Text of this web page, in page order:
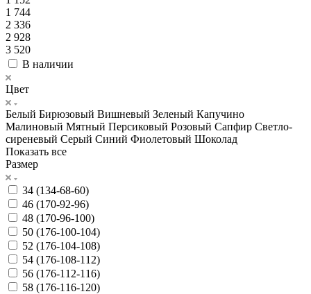
1 744
2 336
2 928
3 520
В наличии
Цвет
Белый Бирюзовый Вишневый Зеленый Капучино
Малиновый Мятный Персиковый Розовый Сапфир Светло-
сиреневый Серый Синий Фиолетовый Шоколад
Показать все
Размер
34 (134-68-60)
46 (170-92-96)
48 (170-96-100)
50 (176-100-104)
52 (176-104-108)
54 (176-108-112)
56 (176-112-116)
58 (176-116-120)